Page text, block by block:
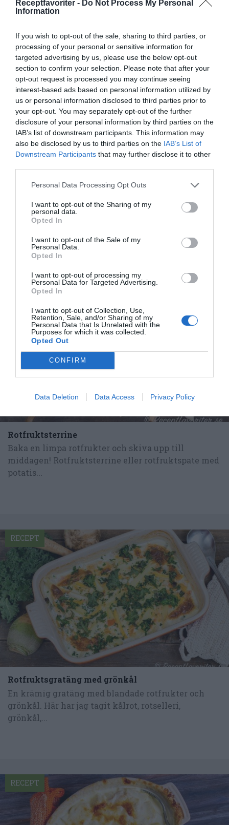
Receptfavoriter - Do Not Process My Personal
Information
If you wish to opt-out of the sale, sharing to third parties, or
processing of your personal or sensitive information for
targeted advertising by us, please use the below opt-out
section to confirm your selection. Please note that after your
opt-out request is processed you may continue seeing
interest-based ads based on personal information utilized by
us or personal information disclosed to third parties prior to
your opt-out. You may separately opt-out of the further
disclosure of your personal information by third parties on the
IAB’s list of downstream participants. This information may
also be disclosed by us to third parties on the IAB’s List of
Downstream Participants that may further disclose it to other
Personal Data Processing Opt Outs
I want to opt-out of the Sharing of my
personal data.
Opted In
I want to opt-out of the Sale of my
Personal Data.
Opted In
I want to opt-out of processing my
Personal Data for Targeted Advertising.
Opted In
I want to opt-out of Collection, Use,
Retention, Sale, and/or Sharing of my
Personal Data that Is Unrelated with the
Purposes for which it was collected.
Opted Out
CONFIRM
Data Deletion Data Access Privacy Policy
Uppskattat näringsvärde per portion:
Publicerat:2013-10-21,Uppdaterat: 2020-12-16
Författare:Henrik
Mattsson
Jag är matskribent samt kock
med en fil. kand i
Måltidsvetenskap från
restauranghögskolan i Grythyttan. På denna sida
delar jag med mig av tusentals olika recept för alla
smaker - noviser som hemmakockar. Alla recept
har jag provlagat, skrivit och fotat så att du ska
om mig.
Tillbehör och liknande:
Rotfruktsterrine
Baka en limpa rotfrukter och skiva upp till
middagen! Rotfruktsterrine eller rotfruktspate med
potatis...
RECEPT
Rotfruktsgratäng med grönkål
En krämig gratäng med blandade rotfrukter och
grönkål. Här har jag tagit kålrot, rotselleri,
grönkål,...
RECEPT
RECEPT